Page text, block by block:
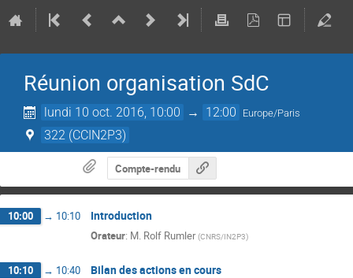
Réunion organisation SdC
lundi 10 oct. 2016, 10:00 → 12:00 Europe/Paris
322 (CCIN2P3)
Compte-rendu
10:00 → 10:10 Introduction
Orateur: M. Rolf Rumler (CNRS/IN2P3)
10:10 → 10:40 Bilan des actions en cours